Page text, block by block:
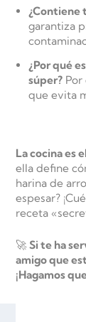
¿Contiene
garantiza
¿Por qué
súper?
que evita
La cocina es
ella define
harina de
espesar?
receta
🚀Si te ha
amigo que
¡Hagamos